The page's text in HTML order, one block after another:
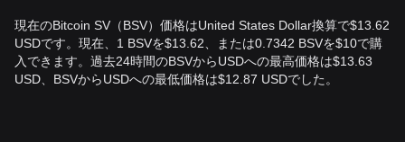
現在のBitcoin SV（BSV）価格はUnited States Dollar換算で$13.62
USDです。現在、1 BSVを$13.62、または0.7342 BSVを$10で購
入できます。過去24時間のBSVからUSDへの最高価格は$13.63
USD、BSVからUSDへの最低価格は$12.87 USDでした。